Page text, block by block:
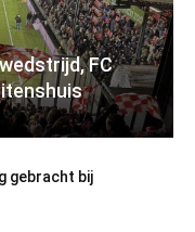
FC
gebracht bij